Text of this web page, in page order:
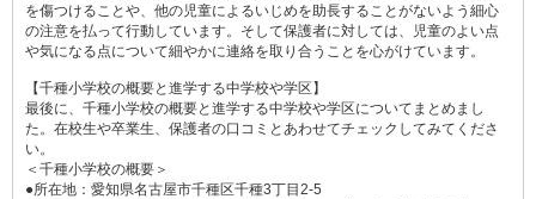
を傷つけることや、他の児童によるいじめを助長することがないよう細心
の注意を払って行動しています。そして保護者に対しては、児童のよい点
や気になる点について細やかに連絡を取り合うことを心がけています。
【千種小学校の概要と進学する中学校や学区】
最後に、千種小学校の概要と進学する中学校や学区についてまとめまし
た。在校生や卒業生、保護者の口コミとあわせてチェックしてみてくださ
い。
＜千種小学校の概要＞
●所在地：愛知県名古屋市千種区千種3丁目2-5